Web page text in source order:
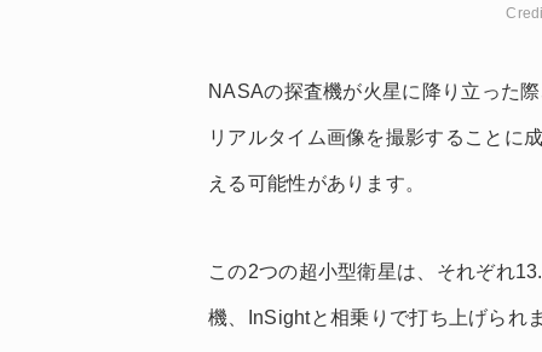
NASAの探査機が火星に降り立った
リアルタイム画像を撮影することに
える可能性があります。
この2つの超小型衛星は、それぞれ
機、InSightと相乗りで打ち上げられ